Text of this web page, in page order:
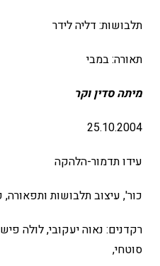
תלבושות: דליה לידר
תאורה: במבי
מיתה סדין וקר
25.10.2004
עידו תדמור-הלהקה
כור', עיצוב תלבושות
רקדנים: נאוה יעקובי, לולה
סוטחי,